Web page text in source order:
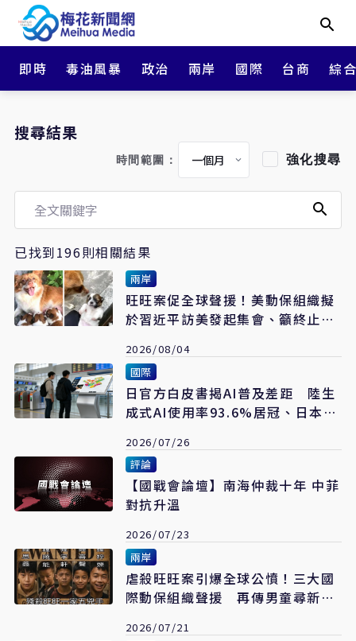
即時 毒油風暴 政治 兩岸 國際 台商 綜
搜尋結果
時間範圍： 強化搜尋
已找到196則相關結果
兩岸
旺旺案促全球聲援！美動保組織擬
於習近平訪美發起集會、籲終止揭
2026/08/04
國際
日官方白皮書揭AI普及差距 陸生
成式AI使用率93.6%居冠、日本仍
2026/07/26
評論
【國戰會論壇】南海仲裁十年 中菲
對抗升溫
2026/07/23
兩岸
虐殺旺旺案引爆全球公憤！三大國
際動保組織聲援 再傳男童尋新目
2026/07/21